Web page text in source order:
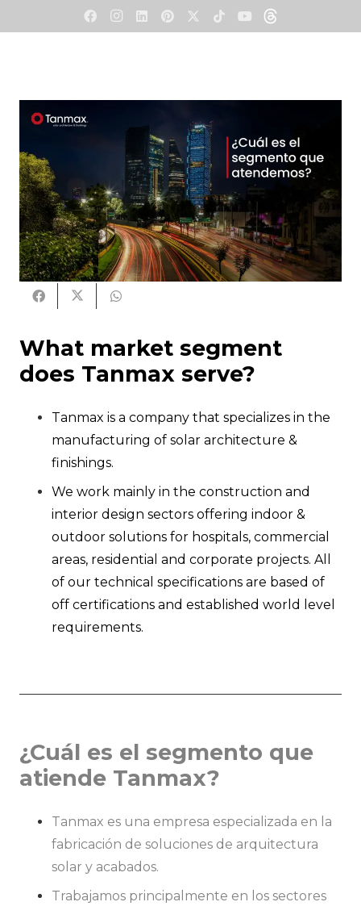
What market segment
does Tanmax serve?
Tanmax is a company that specializes in the
manufacturing of solar architecture &
finishings.
We work mainly in the construction and
interior design sectors offering indoor &
outdoor solutions for hospitals, commercial
areas, residential and corporate projects. All
of our technical specifications are based of
off certifications and established world level
requirements.
¿Cuál es el segmento que
atiende Tanmax?
Tanmax es una empresa especializada en la
fabricación de soluciones de arquitectura
solar y acabados.
Trabajamos principalmente en los sectores